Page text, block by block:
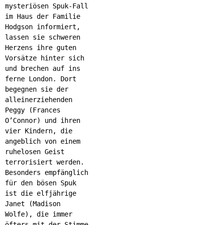
mysteriösen Spuk-Fall
im Haus der Familie
Hodgson informiert,
lassen sie schweren
Herzens ihre guten
Vorsätze hinter sich
und brechen auf ins
ferne London. Dort
begegnen sie der
alleinerziehenden
Peggy (Frances
O’Connor) und ihren
vier Kindern, die
angeblich von einem
ruhelosen Geist
terrorisiert werden.
Besonders empfänglich
für den bösen Spuk
ist die elfjährige
Janet (Madison
Wolfe), die immer